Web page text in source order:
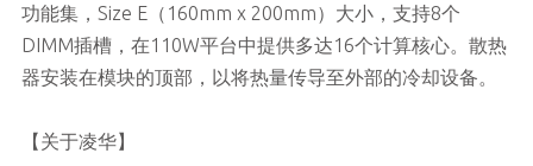
功能集，Size E（160mm x 200mm）大小，支持8个
DIMM插槽，在110W平台中提供多达16个计算核心。散热
器安装在模块的顶部，以将热量传导至外部的冷却设备。
【关于凌华】